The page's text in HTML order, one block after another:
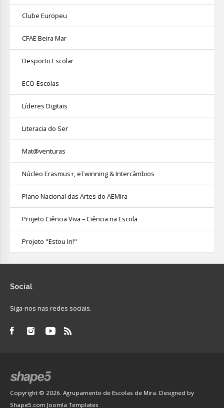
Clube Europeu
CFAE Beira Mar
Desporto Escolar
ECO-Escolas
Líderes Digitais
Literacia do Ser
Mat@venturas
Núcleo Erasmus+, eTwinning & Intercâmbios
Plano Nacional das Artes do AEMira
Projeto Ciência Viva – Ciência na Escola
Projeto "Estou In!"
Social
Siga-nos nas redes sociais.
Copyright © 2026. Agrupamento de Escolas de Mira. Designed by
Shape5.com Joomla Templates